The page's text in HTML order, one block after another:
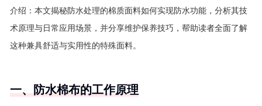
介绍： 本文揭秘防水处理的棉质面料如何实现防水功能，分析其技
术原理与日常应用场景，并分享维护保养技巧，帮助读者全面了解
这种兼具舒适与实用性的特殊面料。
一、防水棉布的工作原理